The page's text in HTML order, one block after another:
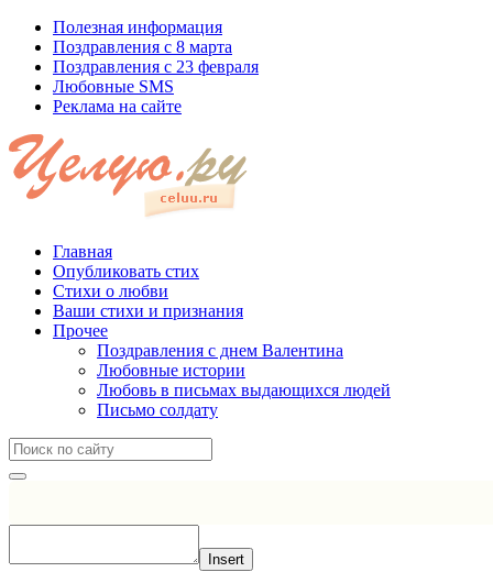
Полезная информация
Поздравления с 8 марта
Поздравления с 23 февраля
Любовные SMS
Реклама на сайте
Главная
Опубликовать стих
Стихи о любви
Ваши стихи и признания
Прочее
Поздравления с днем Валентина
Любовные истории
Любовь в письмах выдающихся людей
Письмо солдату
Insert